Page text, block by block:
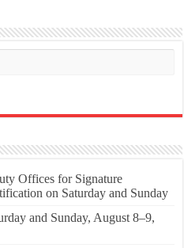
Offices for Signature
on Saturday and Sunday
and Sunday, August 8–9,